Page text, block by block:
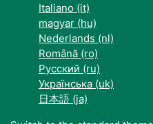
Italiano ‎(it)‎
magyar ‎(hu)‎
Nederlands ‎(nl)‎
Română ‎(ro)‎
Русский ‎(ru)‎
Українська ‎(uk)‎
日本語 ‎(ja)‎